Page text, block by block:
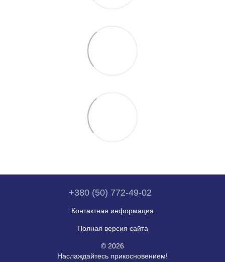
+380 (50) 772-49-02
Контактная информация
Полная версия сайта
© 2026
Наслаждайтесь прикосновением!